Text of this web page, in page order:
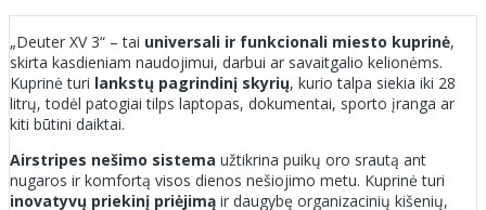
„Deuter XV 3“ – tai universali ir funkcionali miesto kuprinė,
skirta kasdieniam naudojimui, darbui ar savaitgalio kelionėms.
Kuprinė turi lankstų pagrindinį skyrių, kurio talpa siekia iki 28
litrų, todėl patogiai tilps laptopas, dokumentai, sporto įranga ar
kiti būtini daiktai.
Airstripes nešimo sistema užtikrina puikų oro srautą ant
nugaros ir komfortą visos dienos nešiojimo metu. Kuprinė turi
inovatyvų priekinį priėjimą ir daugybę organizacinių kišenių,